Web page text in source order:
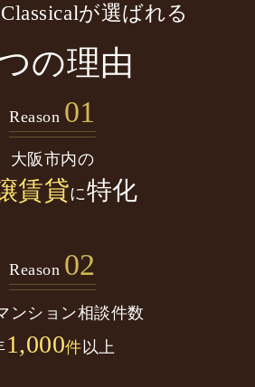
が選ばれる
の理由
Reason 01
大阪市内の
賃貸に特化
Reason 02
ンション相談件数
1,000件 以上